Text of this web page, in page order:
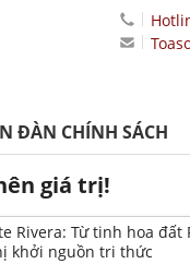
ĐÀN CHÍNH SÁCH
giá trị!
Rivera: Từ tinh hoa đất
khởi nguồn tri thức